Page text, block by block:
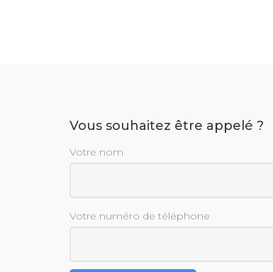
Vous souhaitez être appelé ?
Votre nom
Votre numéro de téléphone